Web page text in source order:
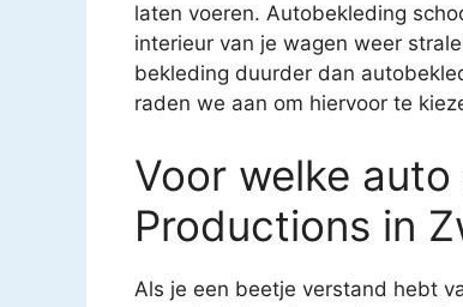
laten voeren. Autobekleding
interieur van je wagen weer
bekleding duurder dan
raden we aan om hiervoor te
Voor welke
Productions in
Als je een beetje verstand hebt